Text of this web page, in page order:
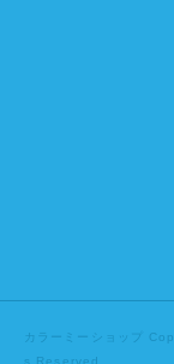
カラーミーショップ
s Reserved.